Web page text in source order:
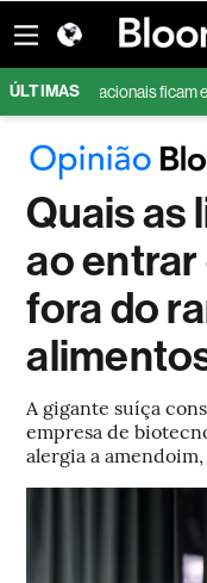
ÚLTIMAS ficam estáveis
Quais as
ao
fora do
A gigante suíça
empresa de
alergia a